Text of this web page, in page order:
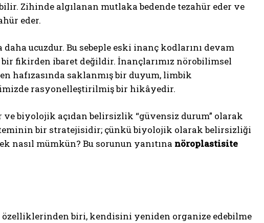
Zihinde algılanan mutlaka bedende tezahür eder ve
eder.
ucuzdur. Bu sebeple eski inanç kodlarını devam
fikirden ibaret değildir. İnançlarımız nörobilimsel
hafızasında saklanmış bir duyum, limbik
rasyonelleştirilmiş bir hikâyedir.
biyolojik açıdan belirsizlik “güvensiz durum” olarak
bir stratejisidir; çünkü biyolojik olarak belirsizliği
nasıl mümkün? Bu sorunun yanıtına nöroplastisite
biri, kendisini yeniden organize edebilme